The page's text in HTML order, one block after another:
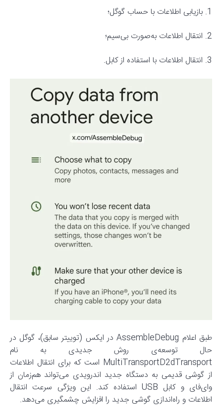
1. بازیابی اطلاعات با حساب گوگل؛
2. انتقال اطلاعات به‌صورت بی‌سیم؛
3. انتقال اطلاعات با استفاده از کابل.
طبق اعلام AssembleDebug در ایکس (توییتر سابق)، گوگل در
حال توسعه‌ی روش جدیدی به نام
MultiTransportD2dTransport است که برای انتقال اطلاعات
از گوشی قدیمی به دستگاه جدید اندرویدی می‌تواند هم‌زمان از
وای‌فای و کابل USB استفاده کند. این ویژگی سرعت انتقال
اطلاعات و راه‌اندازی گوشی جدید را افزایش چشمگیری می‌دهد.